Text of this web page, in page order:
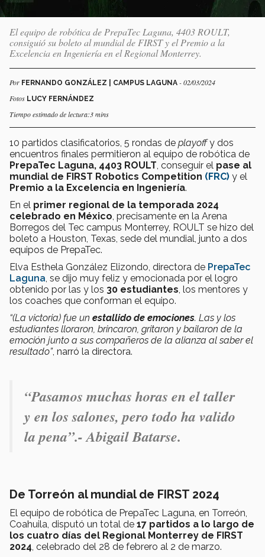
El equipo de robótica de PrepaTec Laguna, 4403 ROULT,
consiguió su boleto al mundial de FIRST y el Premio a la
Excelencia en Ingeniería en el Regional Monterrey.
Por FERNANDO GONZÁLEZ | CAMPUS LAGUNA - 02/03/2024
Fotos LUCY FERNÁNDEZ
Tiempo estimado de lectura:3 mins
10 partidos clasificatorios, 5 rondas de playoffy dos
encuentros finales permitieron al equipo de robótica de
PrepaTec Laguna, 4403 ROULT , conseguir el pase al
mundial de FIRST Robotics Competition (FRC) y el
Premio a la Excelencia en Ingeniería.
En el primer regional de la temporada 2024
celebrado en México , precisamente en la Arena
Borregos del Tec campus Monterrey, ROULT se hizo del
boleto a Houston, Texas, sede del mundial, junto a dos
equipos de PrepaTec.
Elva Esthela González Elizondo, directora de PrepaTec
Laguna , se dijo muy feliz y emocionada por el logro
obtenido por las y los 30 estudiantes , los mentores y
los coaches que conforman el equipo.
“(La victoria) fue un estallido de emociones. Las y los
estudiantes lloraron, brincaron, gritaron y bailaron de la
emoción junto a sus compañeros de la alianza al saber el
resultado”, narró la directora.
“Pasamos muchas horas en el taller
y en los salones, pero todo ha valido
la pena”.- Abigail Batarse.
De Torreón al mundial de FIRST 2024
El equipo de robótica de PrepaTec Laguna, en Torreón,
Coahuila, disputó un total de 17 partidos a lo largo de
los cuatro días del Regional Monterrey de FIRST
2024 , celebrado del 28 de febrero al 2 de marzo.